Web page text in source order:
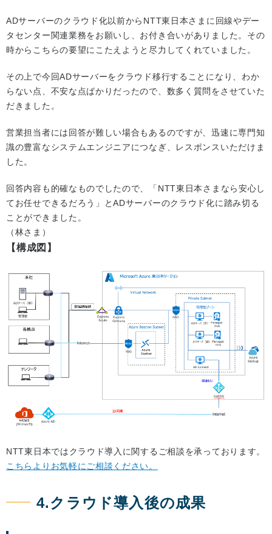
ADサーバーのクラウド化以前からNTT東日本さまに回線やデー
タセンター関連業務をお願いし、お付き合いがありました。その
時からこちらの要望にこたえようと尽力してくれていました。
その上で今回ADサーバーをクラウド移行することになり、わか
らない点、不安な点ばかりだったので、数多く質問をさせていた
だきました。
営業担当者には回答が難しい場合もあるのですが、迅速に専門知
識の豊富なシステムエンジニアにつなぎ、レスポンスいただけま
した。
回答内容も的確なものでしたので、「NTT東日本さまなら安心し
てお任せできるだろう」とADサーバーのクラウド化に踏み切る
ことができました。
（林さま）
【構成図】
NTT東日本ではクラウド導入に関するご相談を承っております。
こちらよりお気軽にご相談ください。
4.クラウド導入後の成果